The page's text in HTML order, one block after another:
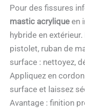
Pour des fissures
mastic acrylique en
hybride en
pistolet, ruban de
surface : nettoyez,
Appliquez en
surface et laissez
Avantage : finition